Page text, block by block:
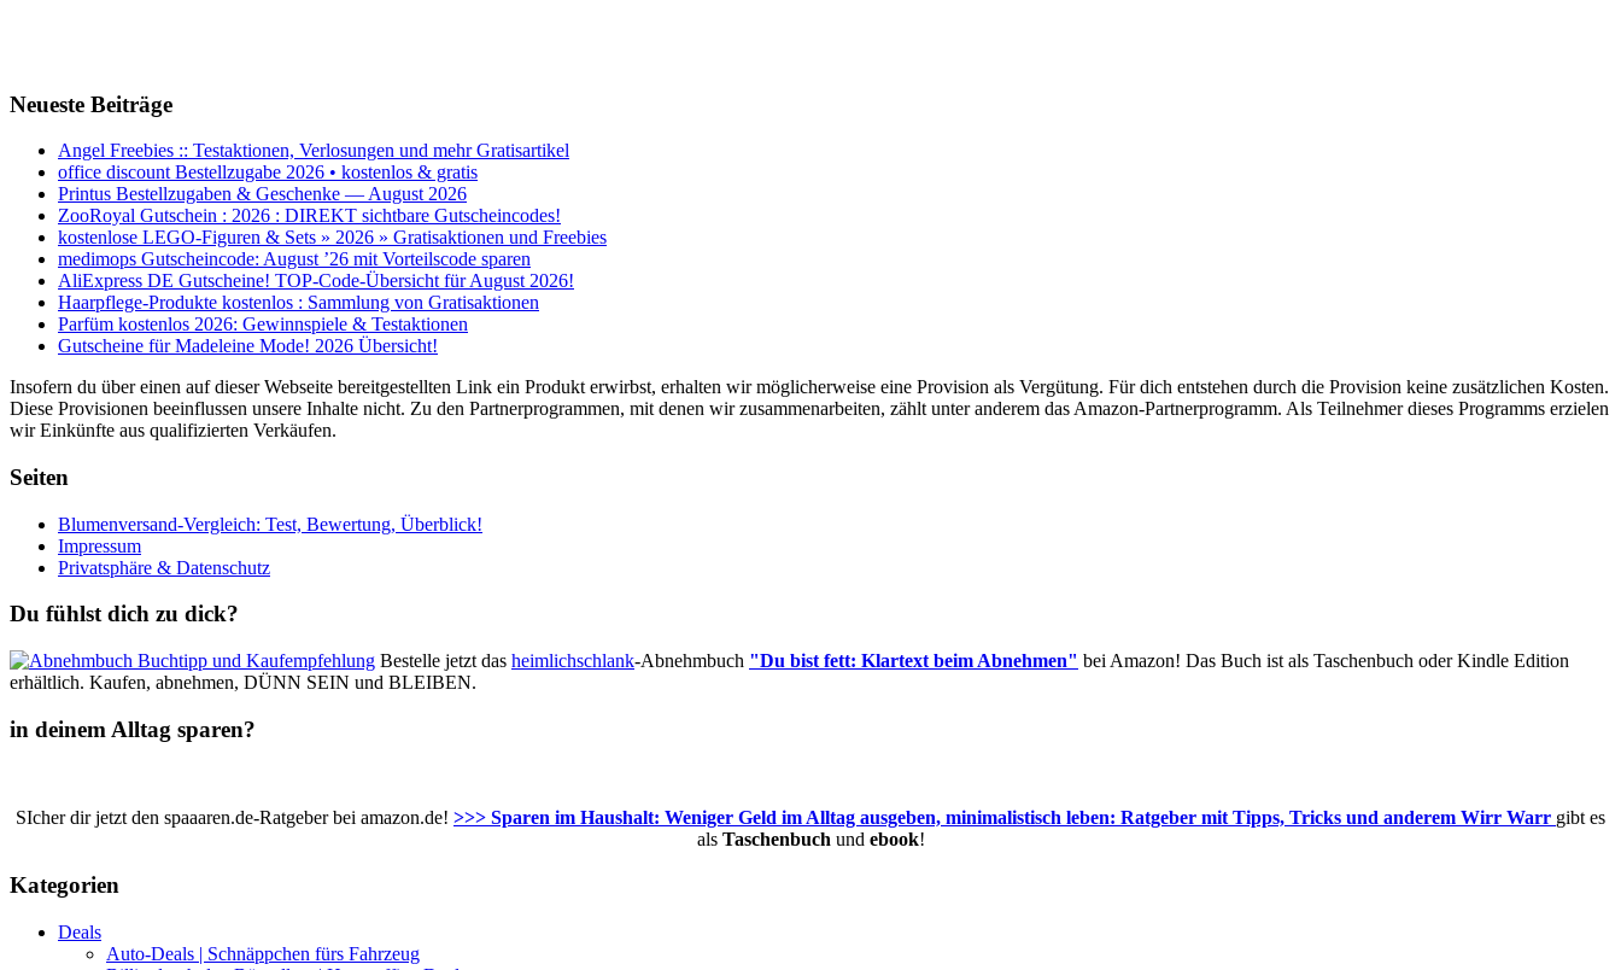
Neueste Beiträge
Angel Freebies :: Testaktionen, Verlosungen und mehr Gratisartikel
office discount Bestellzugabe 2026 • kostenlos & gratis
Printus Bestellzugaben & Geschenke — August 2026
ZooRoyal Gutschein : 2026 : DIREKT sichtbare Gutscheincodes!
kostenlose LEGO-Figuren & Sets » 2026 » Gratisaktionen und Freebies
medimops Gutscheincode: August ’26 mit Vorteilscode sparen
AliExpress DE Gutscheine! TOP-Code-Übersicht für August 2026!
Haarpflege-Produkte kostenlos : Sammlung von Gratisaktionen
Parfüm kostenlos 2026: Gewinnspiele & Testaktionen
Gutscheine für Madeleine Mode! 2026 Übersicht!
Insofern du über einen auf dieser Webseite bereitgestellten Link ein Produkt erwirbst, erhalten wir möglicherweise eine Provision als Vergütung. Für dich entstehen durch die Provision keine zusätzlichen Kosten.
Diese Provisionen beeinflussen unsere Inhalte nicht. Zu den Partnerprogrammen, mit denen wir zusammenarbeiten, zählt unter anderem das Amazon-Partnerprogramm. Als Teilnehmer dieses Programms erzielen
wir Einkünfte aus qualifizierten Verkäufen.
Seiten
Blumenversand-Vergleich: Test, Bewertung, Überblick!
Impressum
Privatsphäre & Datenschutz
Du fühlst dich zu dick?
Bestelle jetzt das heimlichschlank-Abnehmbuch "Du bist fett: Klartext beim Abnehmen" bei Amazon! Das Buch ist als Taschenbuch oder Kindle Edition
erhältlich. Kaufen, abnehmen, DÜNN SEIN und BLEIBEN.
in deinem Alltag sparen?
SIcher dir jetzt den spaaaren.de-Ratgeber bei amazon.de! >>> Sparen im Haushalt: Weniger Geld im Alltag ausgeben, minimalistisch leben: Ratgeber mit Tipps, Tricks und anderem Wirr Warr gibt es
als Taschenbuch und ebook!
Kategorien
Deals
Auto-Deals | Schnäppchen fürs Fahrzeug